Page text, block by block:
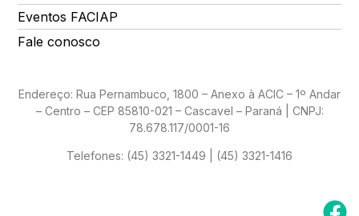
Eventos FACIAP
Fale conosco
Endereço: Rua Pernambuco, 1800 – Anexo à ACIC – 1º Andar
– Centro – CEP 85810-021 – Cascavel – Paraná | CNPJ:
78.678.117/0001-16
Telefones: (45) 3321-1449 | (45) 3321-1416